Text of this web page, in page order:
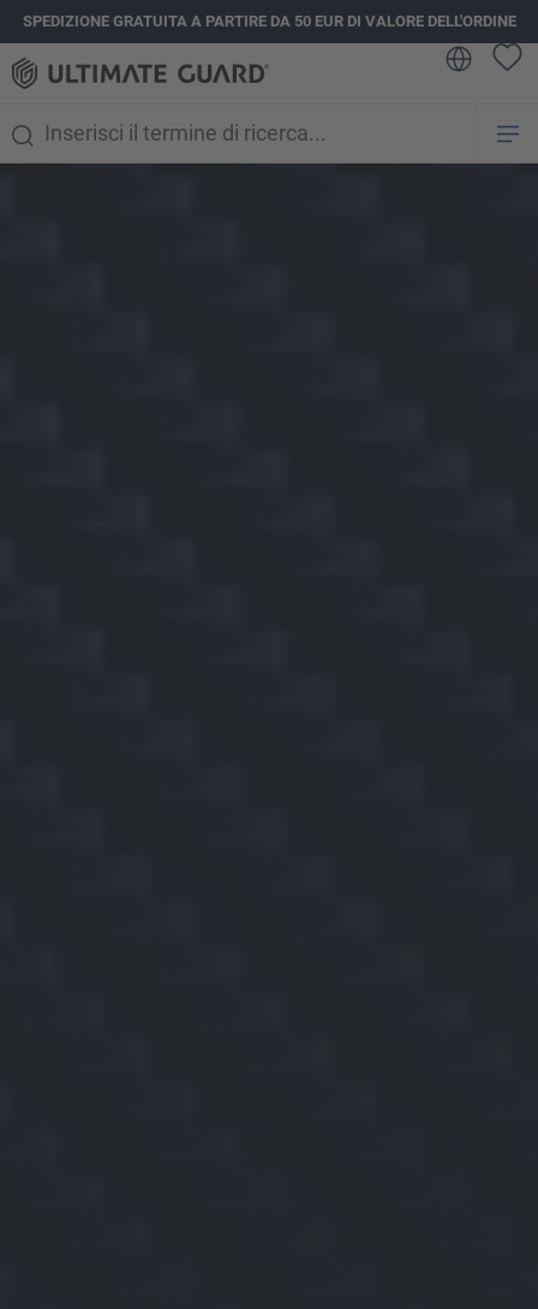
principale
SPEDIZIONE GRATUITA A PARTIRE DA 50 EUR DI VALORE DELL'ORDINE